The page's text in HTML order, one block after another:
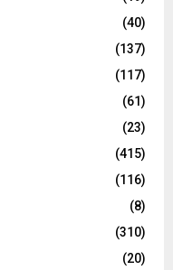
(40)
(137)
(117)
(61)
(23)
(415)
(116)
(8)
(310)
(20)